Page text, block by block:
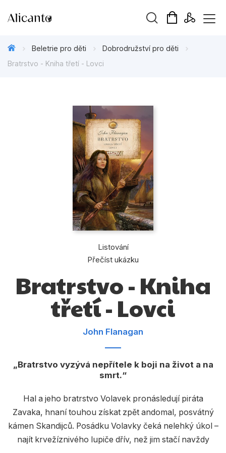
Připravujeme
Tipy redakce
Beletrie pro děti
Beletrie pro dospělé
Dárkové publikace
Jazyky
Kalendáře
Počítače
Poezie
Populárně - naučná pro dospělé
Beletrie pro děti
Dobrodružství pro děti
Bratrstvo - Kniha třetí - Lovci
Listování
Přečíst ukázku
Bratrstvo - Kniha
třetí - Lovci
John Flanagan
Bratrstvo vyzývá nepřítele k boji na život a na
smrt.
Hal a jeho bratrstvo Volavek pronásledují piráta
Zavaka, hnaní touhou získat zpět andomal, posvátný
kámen Skandijců. Posádku Volavky čeká nelehký úkol –
najít krvežíznivého lupiče dřív, než jim stačí navždy